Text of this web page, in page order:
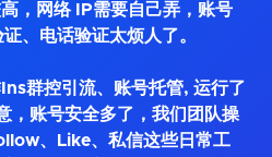
，网络 IP需要自己弄，账号
、电话验证太烦人了。
群控引流、账号托管, 运行了
，账号安全多了，我们团队操
、Like、私信这些日常工